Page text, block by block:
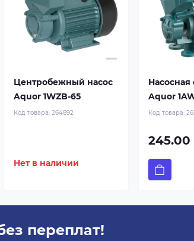
Центробежный насос
Aquor 1WZB-65
Код товара:264892
Нет в наличии
Насосная
Aquor
Код товара:
245.00
переплат!